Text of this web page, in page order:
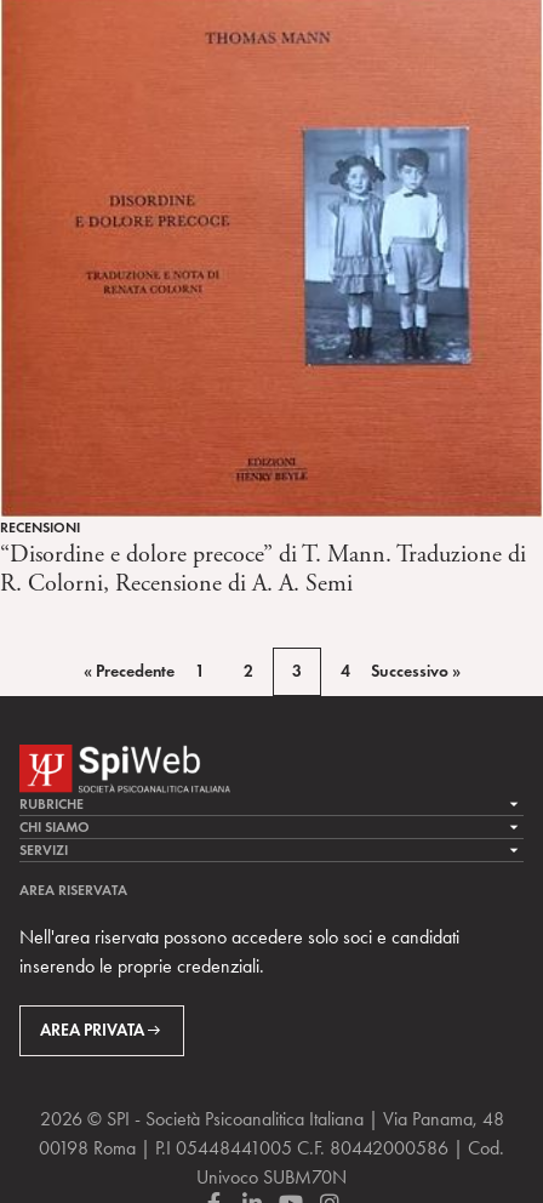
RECENSIONI
“Disordine e dolore precoce” di T. Mann. Traduzione di
R. Colorni, Recensione di A. A. Semi
« Precedente 1 2 3 4 Successivo »
RUBRICHE
LA CURA
LA RICERCA
MULTIMEDIA
CHI SIAMO
LA SPI
TEAM DI SPIWEB
CONTATTI
RIVISTE
SERVIZI
ARCHIVIO STORICO
AREA RISERVATA
Nell'area riservata possono accedere solo soci e candidati
inserendo le proprie credenziali.
AREA PRIVATA
2026 © SPI - Società Psicoanalitica Italiana | Via Panama, 48
00198 Roma | P.I 05448441005 C.F. 80442000586 | Cod.
Univoco SUBM70N